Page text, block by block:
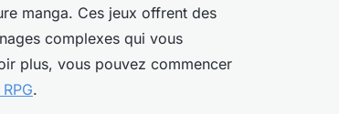
manga. Ces jeux offrent des
complexes qui vous
plus, vous pouvez commencer
.